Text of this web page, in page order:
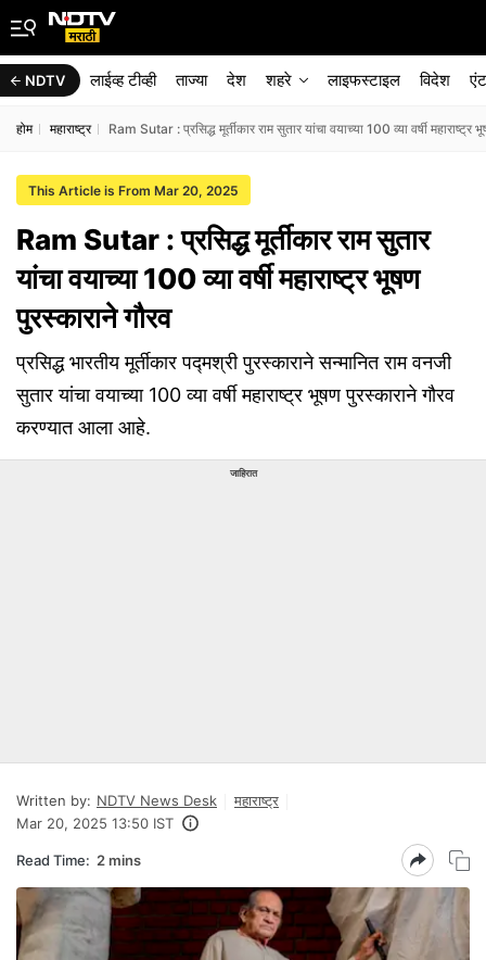
NDTV लाईव्ह टीव्ही ताज्या देश शहरे लाइफस्टाइल विदेश
होम महाराष्ट्र Ram Sutar : प्रसिद्ध मूर्तीकार राम सुतार यांचा वयाच्या 100 व्या वर्षी महाराष्ट्र
This Article is From Mar 20, 2025
Ram Sutar : प्रसिद्ध मूर्तीकार राम सुतार
यांचा वयाच्या 100 व्या वर्षी महाराष्ट्र भूषण
पुरस्काराने गौरव
प्रसिद्ध भारतीय मूर्तीकार पद्मश्री पुरस्काराने सन्मानित राम वनजी
सुतार यांचा वयाच्या 100 व्या वर्षी महाराष्ट्र भूषण पुरस्काराने गौरव
करण्यात आला आहे.
जाहिरात
Written by: NDTV News Desk
महाराष्ट्र
Mar 20, 2025 13:50 IST
Read Time: 2 mins